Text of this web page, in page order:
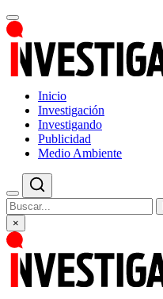
Inicio
Investigación
Investigando
Publicidad
Medio Ambiente
×